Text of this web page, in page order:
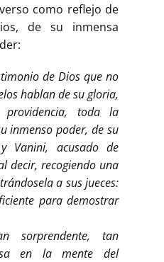
como reflejo de
de su inmensa
de Dios que no
hablan de su gloria,
toda la
inmenso poder, de su
Vanini, acusado de
decir, recogiendo una
a sus jueces:
para demostrar
sorprendente, tan
en la mente del